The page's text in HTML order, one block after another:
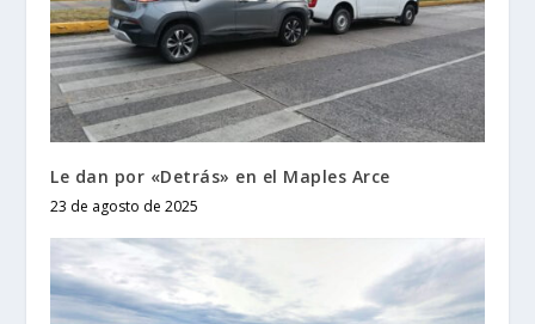
Le dan por «Detrás» en el Maples Arce
23 de agosto de 2025